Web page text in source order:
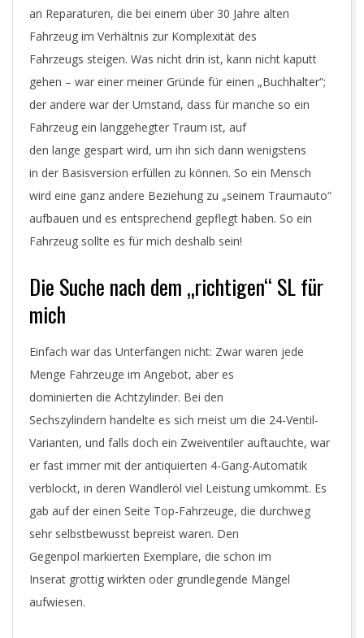
an Reparaturen, die bei einem über 30 Jahre alten
Fahrzeug im Verhältnis zur Komplexität des
Fahrzeugs steigen. Was nicht drin ist, kann nicht kaputt
gehen – war einer meiner Gründe für einen „Buchhalter“;
der andere war der Umstand, dass für manche so ein
Fahrzeug ein langgehegter Traum ist, auf
den lange gespart wird, um ihn sich dann wenigstens
in der Basisversion erfüllen zu können. So ein Mensch
wird eine ganz andere Beziehung zu „seinem Traumauto“
aufbauen und es entsprechend gepflegt haben. So ein
Fahrzeug sollte es für mich deshalb sein!
Die Suche nach dem „richtigen“ SL für
mich
Einfach war das Unterfangen nicht: Zwar waren jede
Menge Fahrzeuge im Angebot, aber es
dominierten die Achtzylinder. Bei den
Sechszylindern handelte es sich meist um die 24-Ventil-
Varianten, und falls doch ein Zweiventiler auftauchte, war
er fast immer mit der antiquierten 4-Gang-Automatik
verblockt, in deren Wandleröl viel Leistung umkommt. Es
gab auf der einen Seite Top-Fahrzeuge, die durchweg
sehr selbstbewusst bepreist waren. Den
Gegenpol markierten Exemplare, die schon im
Inserat grottig wirkten oder grundlegende Mängel
aufwiesen.